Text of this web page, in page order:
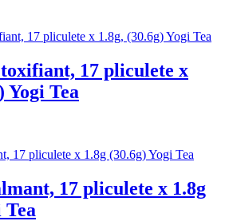
17 pliculete x
Yogi Tea
17 pliculete x 1.8g
Tea